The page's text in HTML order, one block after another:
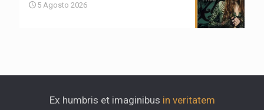
5 Agosto 2026
Ex humbris et imaginibus in veritatem